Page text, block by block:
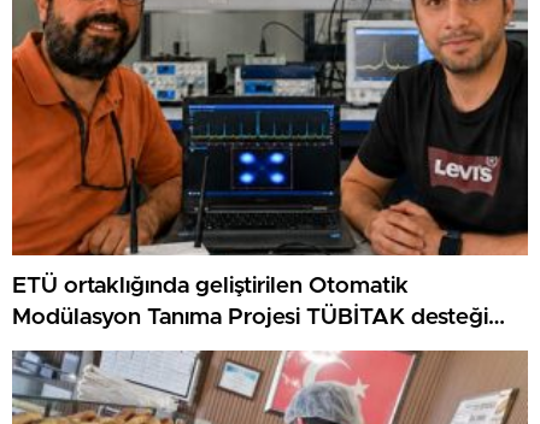
ETÜ ortaklığında geliştirilen Otomatik
Modülasyon Tanıma Projesi TÜBİTAK desteği
aldı..